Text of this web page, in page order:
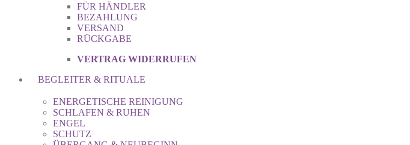
FÜR HÄNDLER
BEZAHLUNG
VERSAND
RÜCKGABE
VERTRAG WIDERRUFEN
BEGLEITER & RITUALE
ENERGETISCHE REINIGUNG
SCHLAFEN & RUHEN
ENGEL
SCHUTZ